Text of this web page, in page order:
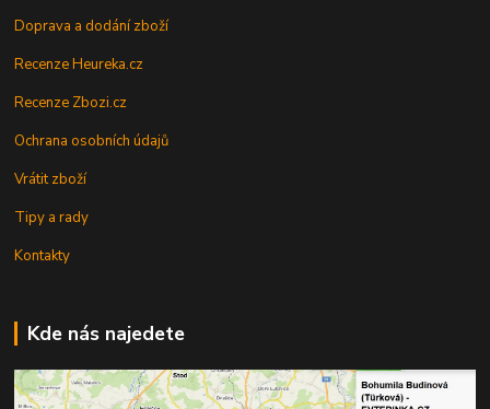
Doprava a dodání zboží
Recenze Heureka.cz
Recenze Zbozi.cz
Ochrana osobních údajů
Vrátit zboží
Tipy a rady
Kontakty
Kde nás najedete